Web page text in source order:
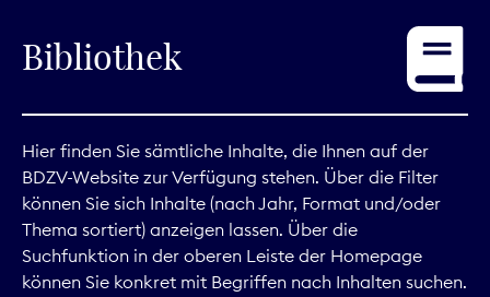
Service
Digitales
Kommunikation
Bibliothek
Hier finden Sie sämtliche Inhalte, die Ihnen auf der
BDZV-Website zur Verfügung stehen. Über die Filter
können Sie sich Inhalte (nach Jahr, Format und/oder
Thema sortiert) anzeigen lassen. Über die
Suchfunktion in der oberen Leiste der Homepage
können Sie konkret mit Begriffen nach Inhalten suchen.